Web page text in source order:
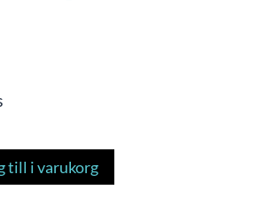
till i varukorg